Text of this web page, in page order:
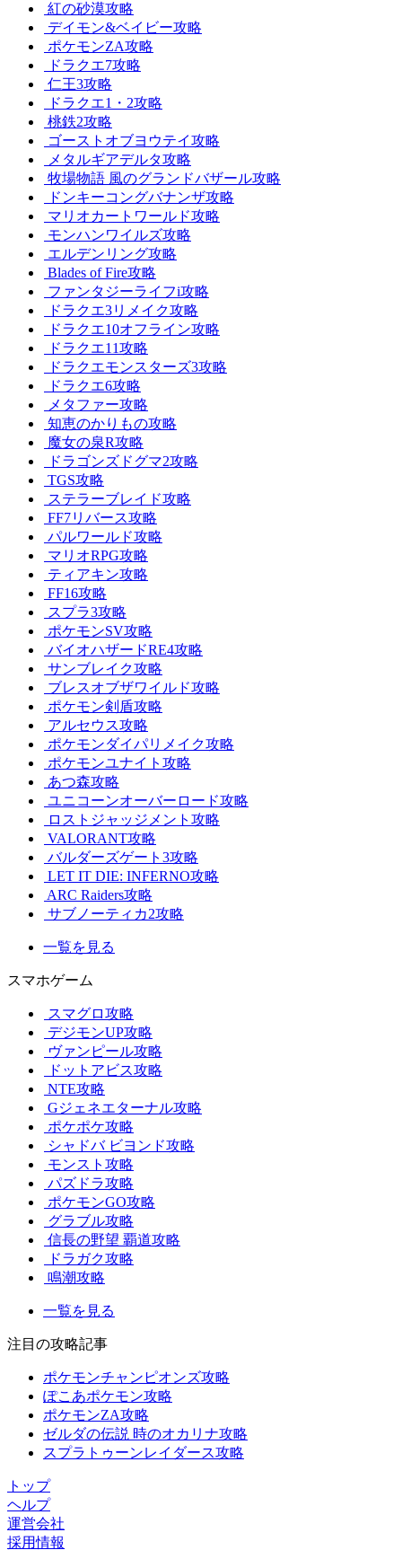
紅の砂漠攻略
デイモン&ベイビー攻略
ポケモンZA攻略
ドラクエ7攻略
仁王3攻略
ドラクエ1・2攻略
桃鉄2攻略
ゴーストオブヨウテイ攻略
メタルギアデルタ攻略
牧場物語 風のグランドバザール攻略
ドンキーコングバナンザ攻略
マリオカートワールド攻略
モンハンワイルズ攻略
エルデンリング攻略
Blades of Fire攻略
ファンタジーライフi攻略
ドラクエ3リメイク攻略
ドラクエ10オフライン攻略
ドラクエ11攻略
ドラクエモンスターズ3攻略
ドラクエ6攻略
メタファー攻略
知恵のかりもの攻略
魔女の泉R攻略
ドラゴンズドグマ2攻略
TGS攻略
ステラーブレイド攻略
FF7リバース攻略
パルワールド攻略
マリオRPG攻略
ティアキン攻略
FF16攻略
スプラ3攻略
ポケモンSV攻略
バイオハザードRE4攻略
サンブレイク攻略
ブレスオブザワイルド攻略
ポケモン剣盾攻略
アルセウス攻略
ポケモンダイパリメイク攻略
ポケモンユナイト攻略
あつ森攻略
ユニコーンオーバーロード攻略
ロストジャッジメント攻略
VALORANT攻略
バルダーズゲート3攻略
LET IT DIE: INFERNO攻略
ARC Raiders攻略
サブノーティカ2攻略
一覧を見る
スマホゲーム
スマグロ攻略
デジモンUP攻略
ヴァンピール攻略
ドットアビス攻略
NTE攻略
Gジェネエターナル攻略
ポケポケ攻略
シャドバ ビヨンド攻略
モンスト攻略
パズドラ攻略
ポケモンGO攻略
グラブル攻略
信長の野望 覇道攻略
ドラガク攻略
鳴潮攻略
一覧を見る
注目の攻略記事
ポケモンチャンピオンズ攻略
ぽこあポケモン攻略
ポケモンZA攻略
ゼルダの伝説 時のオカリナ攻略
スプラトゥーンレイダース攻略
トップ
ヘルプ
運営会社
採用情報